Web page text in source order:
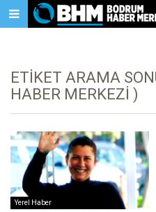
ETIKET ARAMA
HABER MERKEZI )
Yerel Haber